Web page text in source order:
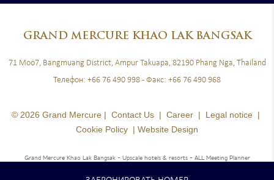
GRANDMERCURE KHAO LAK BANGSAK
71 Moo7, Bangmuang District, Ampur Takuapa, 82190 Phang Nga, Thailand
Телефон: +66 76 490 998 - Факс: +66 76 490 968
© 2026 Grand Mercure | Contact Us | Career | Legal notice |
Cookie Policy | Website Design
Grand Mercure Khao Lak Bangsak - Upscale hotels & resorts - ALL Meeting Planner